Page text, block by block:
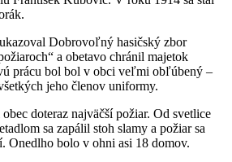
Dobrovoľný hasičský zbor
a obetavo chránil majetok
prácu bol bol v obci veľmi obľúbený –
jeho členov uniformy.
doteraz najväčší požiar. Od svetlice
sa zapálil stoh slamy a požiar sa
Onedlho bolo v ohni asi 18 domov.